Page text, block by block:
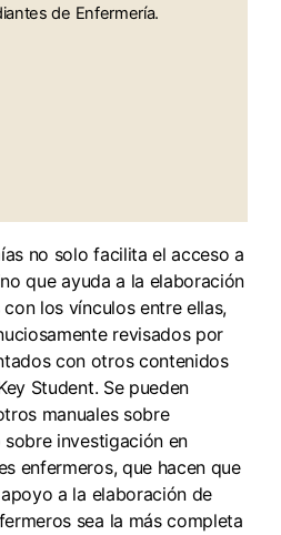
de Enfermería.
no solo facilita el acceso a
que ayuda a la elaboración
los vínculos entre ellas,
revisados por
con otros contenidos
Student. Se pueden
manuales sobre
investigación en
enfermeros, que hacen que
a la elaboración de
sea la más completa